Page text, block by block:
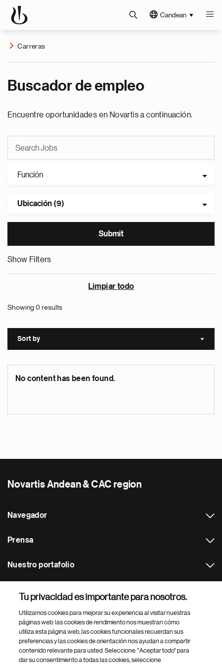
Candean
Carreras
Buscador de empleo
Encuentre oportunidades en Novartis a continuación.
Función
Ubicación (9)
Show Filters
Limpiar todo
Showing 0 results
Sort by Sort
No content has been found.
Novartis Andean & CAC region
Navegador
Prensa
Nuestro portafolio
Footer Site Search
Tu privacidad es importante para nosotros.
Utilizamos cookies para mejorar su experiencia al visitar nuestras
páginas web: las cookies de rendimiento nos muestran cómo
utiliza esta página web, las cookies funcionales recuerdan sus
preferencias y las cookies de orientación nos ayudan a compartir
contenido relevante para usted. Seleccione: "Aceptar todo" para
dar su consentimiento a todas las cookies, seleccione